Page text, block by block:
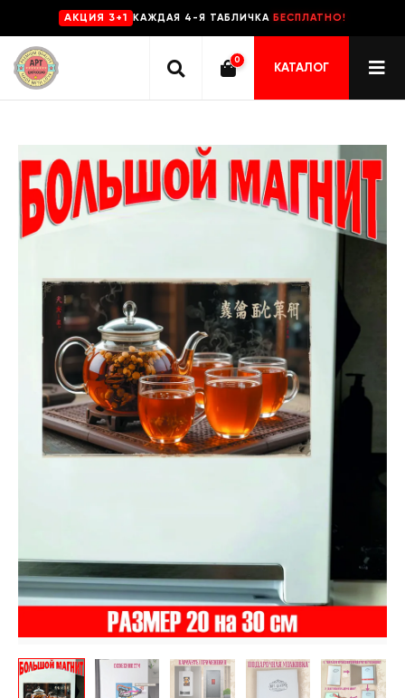
AKЦИЯ 3+1 КАЖДАЯ 4-Я ТАБЛИЧКА БЕСПЛАТНО!
0
КАТАЛОГ